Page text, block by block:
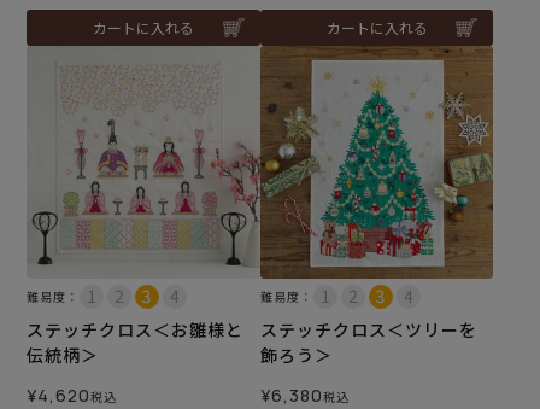
カートに入れる カートに入れる
難易度：
ステッチクロス＜お雛様と
伝統柄＞
¥4,620税込
難易度：
ステッチクロス＜ツリーを
飾ろう＞
¥6,380税込